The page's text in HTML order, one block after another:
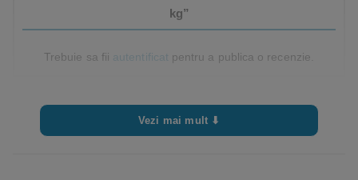
kg”
Trebuie sa fii autentificat pentru a publica o recenzie.
Vezi mai mult ⬇